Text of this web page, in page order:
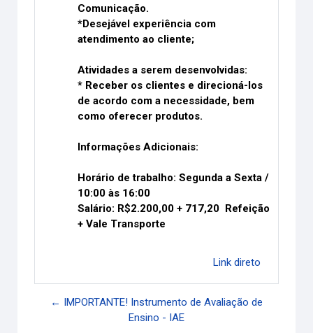
Comunicação.
*Desejável experiência com
atendimento ao cliente;
Atividades a serem desenvolvidas:
* Receber os clientes e direcioná-los
de acordo com a necessidade, bem
como oferecer produtos.
Informações Adicionais:
Horário de trabalho: Segunda a Sexta /
10:00 às 16:00
Salário: R$2.200,00 + 717,20 Refeição
+ Vale Transporte
Link direto
← IMPORTANTE! Instrumento de Avaliação de
Ensino - IAE